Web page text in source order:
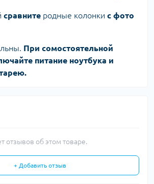
сравните родные колонки с фото
При сомостоятельной
питание ноутбука и
отзывов об этом товаре.
+ Добавить отзыв